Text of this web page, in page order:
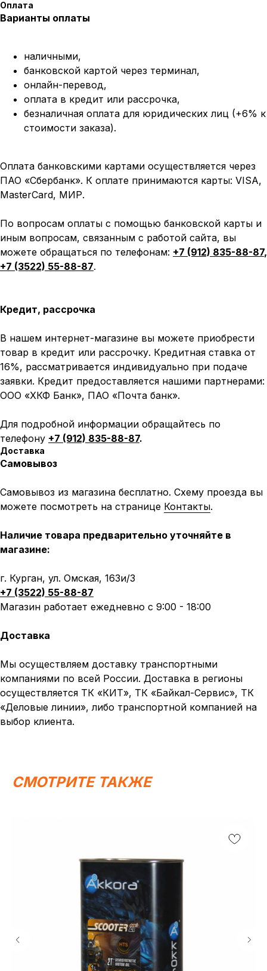
Оплата
Варианты оплаты
наличными,
банковской картой через терминал,
онлайн-перевод,
оплата в кредит или рассрочка,
безналичная оплата для юридических лиц (+6% к
стоимости заказа).
Оплата банковскими картами осуществляется через
ПАО «Сбербанк». К оплате принимаются карты: VISA,
MasterCard, МИР.
По вопросам оплаты с помощью банковской карты и
иным вопросам, связанным с работой сайта, вы
можете обращаться по телефонам: +7 (912) 835-88-87,
+7 (3522) 55-88-87.
Кредит, рассрочка
В нашем интернет-магазине вы можете приобрести
товар в кредит или рассрочку. Кредитная ставка от
16%, рассматривается индивидуально при подаче
заявки. Кредит предоставляется нашими партнерами:
ООО «ХКФ Банк», ПАО «Почта банк».
Для подробной информации обращайтесь по
телефону +7 (912) 835-88-87.
Доставка
Самовывоз
Самовывоз из магазина бесплатно. Схему проезда вы
можете посмотреть на странице Контакты.
Наличие товара предварительно уточняйте в
магазине:
г. Курган, ул. Омская, 163и/3
+7 (3522) 55-88-87
Магазин работает ежедневно с 9:00 - 18:00
Доставка
Мы осуществляем доставку транспортными
компаниями по всей России. Доставка в регионы
осуществляется ТК «КИТ», ТК «Байкал-Сервис», ТК
«Деловые линии», либо транспортной компанией на
выбор клиента.
СМОТРИТЕ ТАКЖЕ
Создание сайта
информационный характер и ни при каких условиях не
является публичной офертой, определяемой